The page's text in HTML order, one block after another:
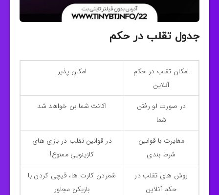
جدول تقلب در حکم
امکان تقلب در حکم
آنلاین
امکان پذیر
در صورت لو رفتن
شما
اکانت شما بن خواهد شد
مغایرت با قوانین
شرط بندی
در قوانین تقلب در بازی های
کازینویی ممنوع!
روش های تقلب در
حکم آنلاین
شمردن کارت ها، قیچی کردن با
بازیکن مجاور